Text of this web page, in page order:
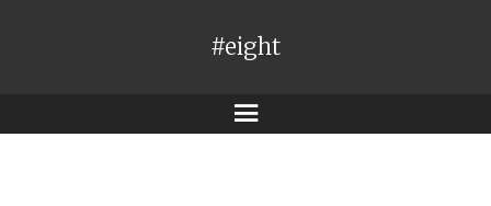
#eight
メ